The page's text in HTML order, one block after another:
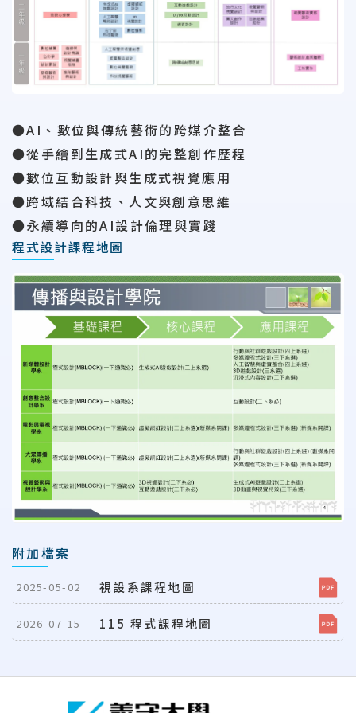
●AI、數位與傳統藝術的跨媒介整合
●從手繪到生成式AI的完整創作歷程
●數位互動設計與生成式視覺應用
●跨域結合科技、人文與創意思維
●永續導向的AI設計倫理與實踐
程式設計課程地圖
附加檔案
2025-05-02 視設系課程地圖
2026-07-15 115 程式課程地圖